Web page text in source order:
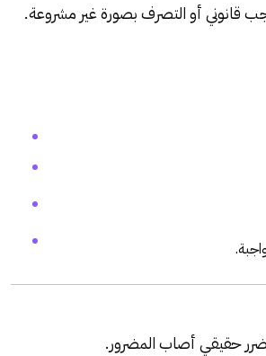
قانوني أو التصرف بصورة غير مشروعة.
حقيقي أصاب المضرور.